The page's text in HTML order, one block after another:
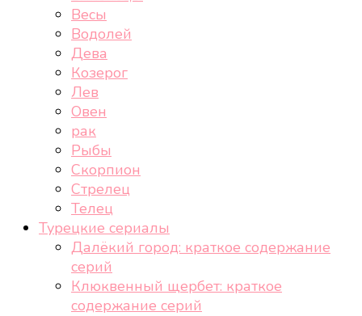
Весы
Водолей
Дева
Козерог
Лев
Овен
рак
Рыбы
Скорпион
Стрелец
Телец
Турецкие сериалы
Далёкий город: краткое содержание
серий
Клюквенный щербет: краткое
содержание серий